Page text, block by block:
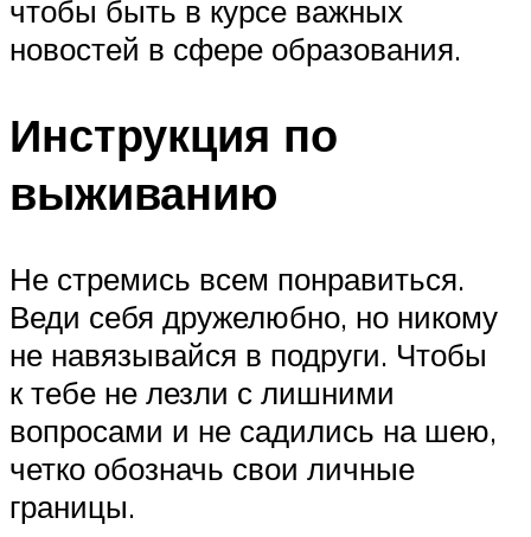
чтобы быть в курсе важных
новостей в сфере образования.
Инструкция по
выживанию
Не стремись всем понравиться.
Веди себя дружелюбно, но никому
не навязывайся в подруги. Чтобы
к тебе не лезли с лишними
вопросами и не садились на шею,
четко обозначь свои личные
границы.